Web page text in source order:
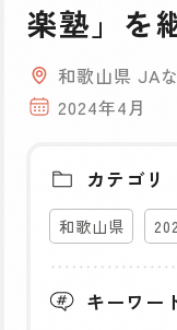
楽塾」を
和歌山県 JA
2024年4月
カテゴリ
和歌山県
キーワー